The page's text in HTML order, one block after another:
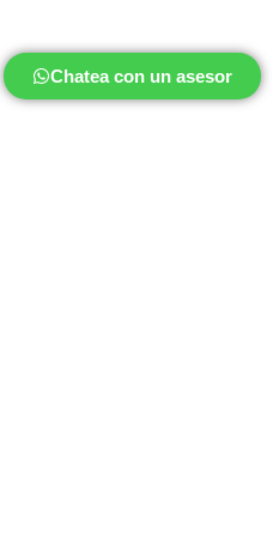
Chatea con un asesor